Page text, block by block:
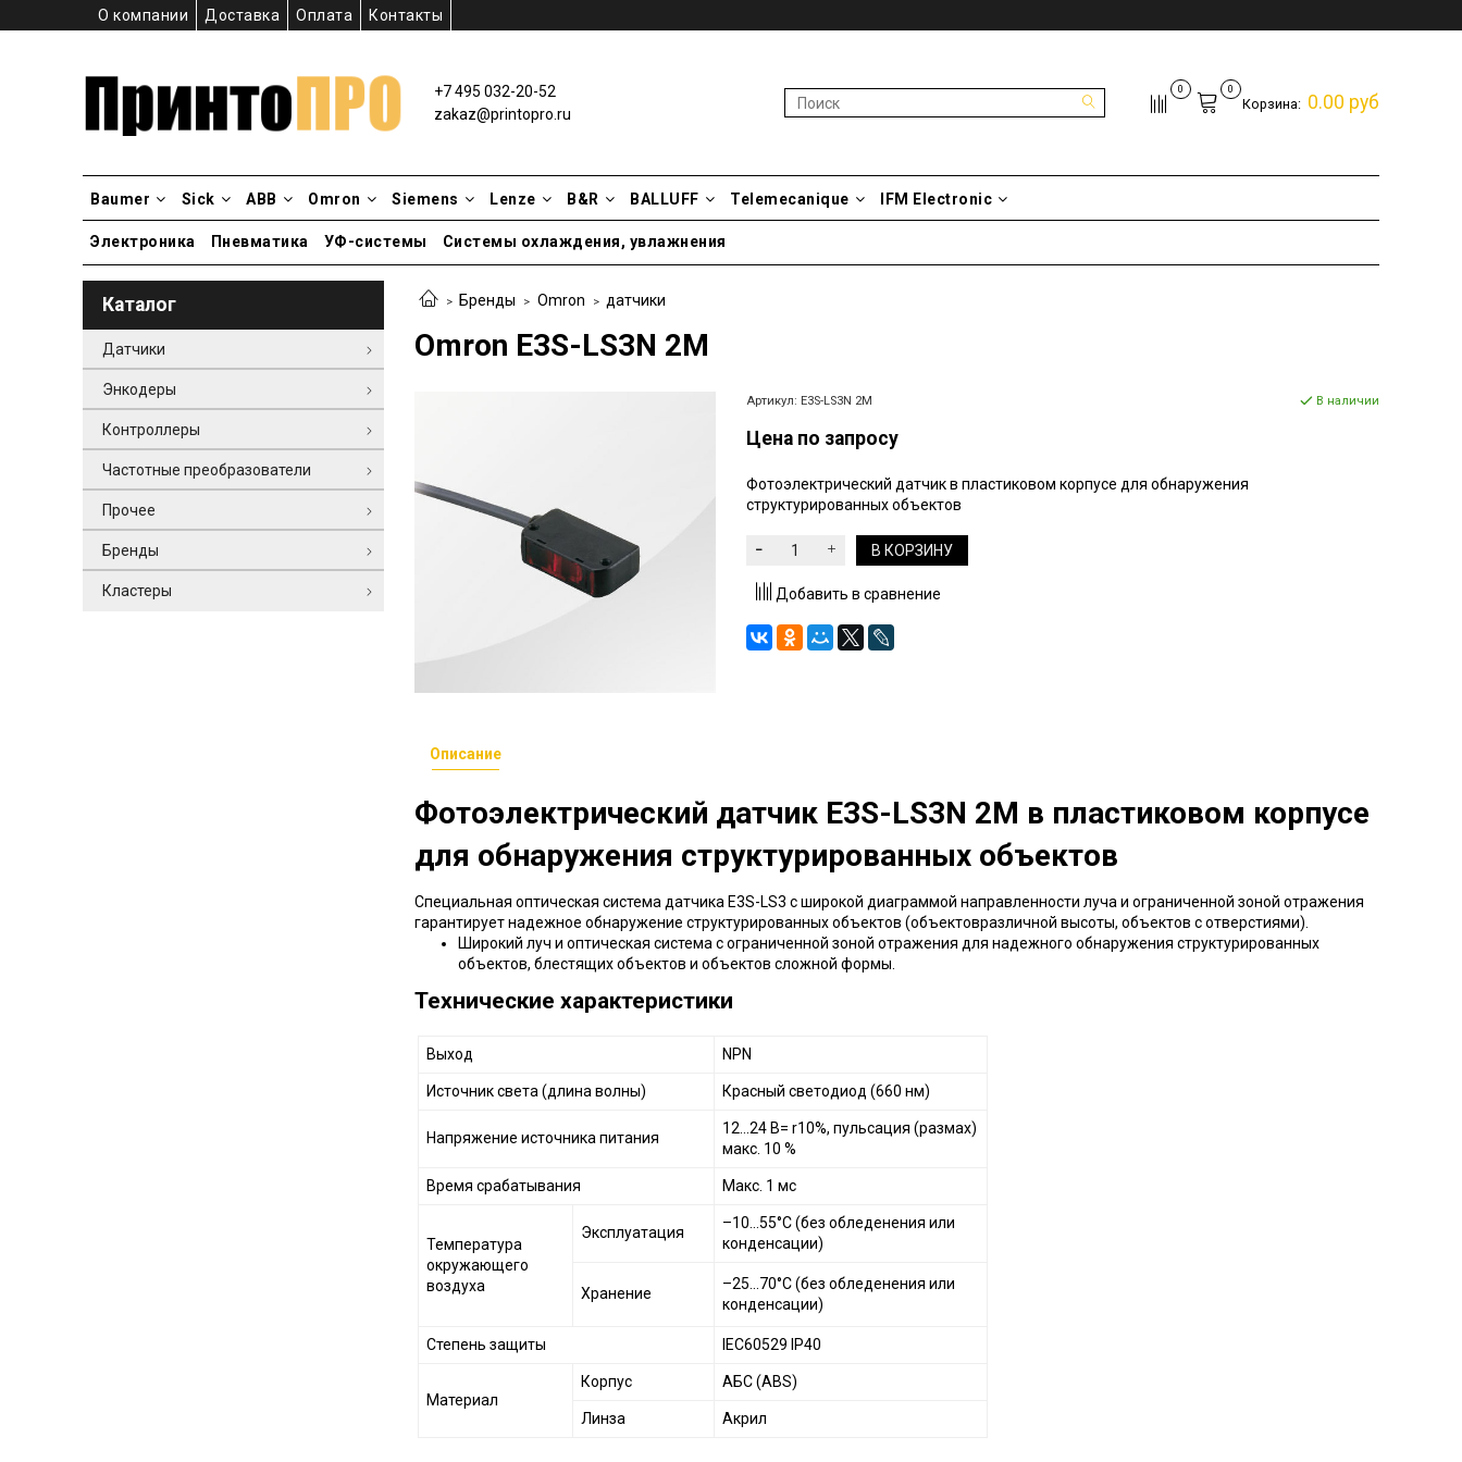
О компании Доставка Оплата Контакты
+7 495 032-20-52
zakaz@printopro.ru
0 0
Корзина: 0.00 руб
Baumer Sick ABB Omron Siemens Lenze B&R BALLUFF Telemecanique IFM Electronic
Электроника Пневматика УФ-системы Системы охлаждения, увлажнения
Бренды Omron датчики
Omron E3S-LS3N 2M
Артикул: E3S-LS3N 2M В наличии
Цена по запросу
Фотоэлектрический датчик в пластиковом корпусе для обнаружения
структурированных объектов
В КОРЗИНУ
Добавить в сравнение
Описание
Фотоэлектрический датчик E3S-LS3N 2M в пластиковом корпусе
для обнаружения структурированных объектов
Специальная оптическая система датчика E3S-LS3 с широкой диаграммой направленности луча и ограниченной зоной отражения
гарантирует надежное обнаружение структурированных объектов (объектовразличной высоты, объектов с отверстиями).
Широкий луч и оптическая система с ограниченной зоной отражения для надежного обнаружения структурированных
объектов, блестящих объектов и объектов сложной формы.
Технические характеристики
Выход NPN
Источник света (длина волны) Красный светодиод (660 нм)
Напряжение источника питания
12...24 В= r10%, пульсация (размах)
макс. 10 %
Время срабатывания Mакс. 1 мс
Температура
окружающего
воздуха
Эксплуатация
–10...55°C (без обледенения или
конденсации)
Хранение
–25...70°C (без обледенения или
конденсации)
Степень защиты IEC60529 IP40
Материал
Корпус АБС (ABS)
Линза Акрил
Каталог
Датчики
Энкодеры
Контроллеры
Частотные преобразователи
Прочее
Бренды
Кластеры